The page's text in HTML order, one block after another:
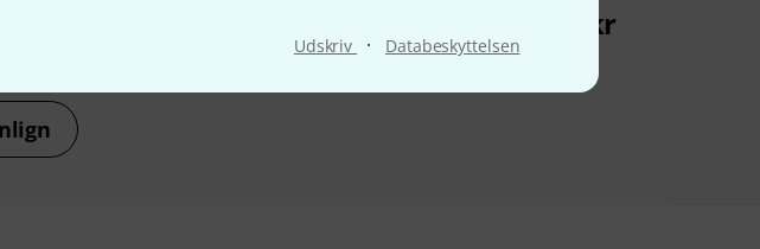
Udskriv · Databeskyttelsen
122 kr